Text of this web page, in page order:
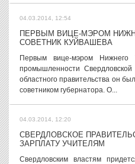
04.03.2014, 12:54
ПЕРВЫМ ВИЦЕ-МЭРОМ
СОВЕТНИК КУЙВАШЕВА
Первым вице-мэром Нижнего
промышленности
областного правительства он
советником губернатора. О...
04.03.2014, 12:20
СВЕРДЛОВСКОЕ
ЗАРПЛАТУ УЧИТЕЛЯМ
Свердловским властям